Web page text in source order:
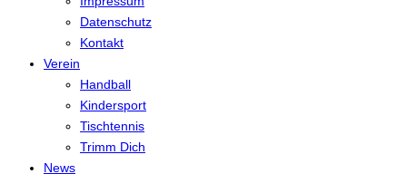
Datenschutz
Kontakt
Verein
Handball
Kindersport
Tischtennis
Trimm Dich
News